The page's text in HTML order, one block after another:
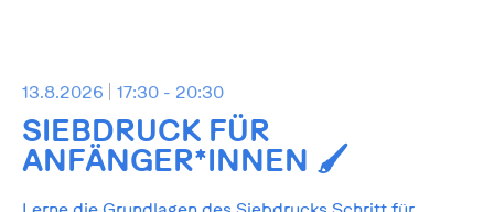
13.8.2026 17:30 - 20:30
SIEBDRUCK FÜR
ANFÄNGER*INNEN 🖌️